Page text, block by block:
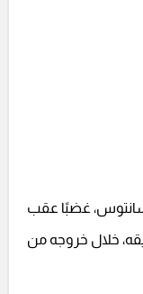
سانتوس، غضبًا عقب
خلال خروجه من